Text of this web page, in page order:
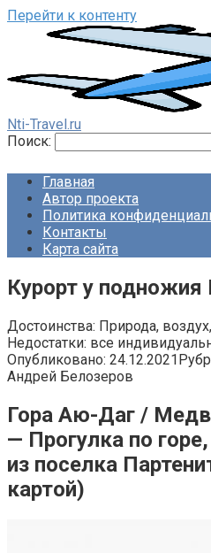
Перейти к контенту
Nti-Travel.ru
Поиск:
Главная
Автор проекта
Политика
Контакты
Карта сайта
Курорт у
Достоинства: Природа,
Недостатки: все
Опубликовано: 24.12.2021
Андрей Белозеров
Гора Аю-Даг /
— Прогулка по
из поселка
картой)